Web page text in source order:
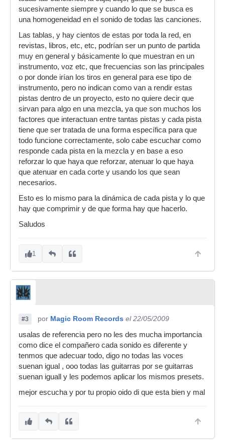
sucesivamente siempre y cuando lo que se busca es
una homogeneidad en el sonido de todas las canciones.
Las tablas, y hay cientos de estas por toda la red, en
revistas, libros, etc, etc, podrían ser un punto de partida
muy en general y básicamente lo que muestran en un
instrumento, voz etc, que frecuencias son las principales
o por donde irían los tiros en general para ese tipo de
instrumento, pero no indican como van a rendir estas
pistas dentro de un proyecto, esto no quiere decir que
sirvan para algo en una mezcla, ya que son muchos los
factores que interactuan entre tantas pistas y cada pista
tiene que ser tratada de una forma específica para que
todo funcione correctamente, solo cabe escuchar como
responde cada pista en la mezcla y en base a eso
reforzar lo que haya que reforzar, atenuar lo que haya
que atenuar en cada corte y usando los que sean
necesarios.
Esto es lo mismo para la dinámica de cada pista y lo que
hay que comprimir y de que forma hay que hacerlo.
Saludos
1
#3 por Magic Room Records el 22/05/2009
usalas de referencia pero no les des mucha importancia
como dice el compañero cada sonido es diferente y
tenmos que adecuar todo, digo no todas las voces
suenan igual , ooo todas las guitarras por se guitarras
suenan iguall y les podemos aplicar los mismos presets.
mejor escucha y por tu propio oido di que esta bien y mal